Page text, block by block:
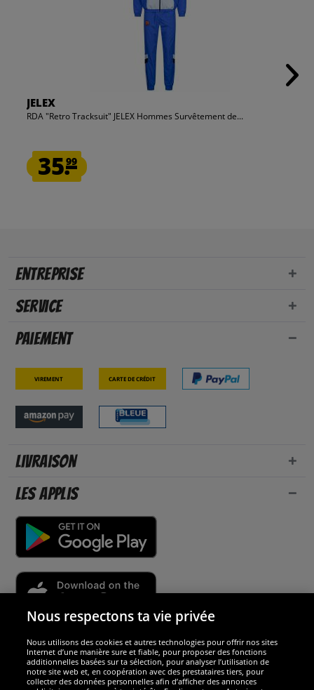
JELEX
RDA "Retro Tracksuit" JELEX Hommes Survêtement de...
35.99
Entreprise
Service
Paiement
Virement Carte de crédit
Livraison
Les applis
Sécurité
Nous sommes excellents
Nous respectons ta vie privée
Nous utilisons des cookies et autres technologies pour offrir nos sites
Internet d’une manière sure et fiable, pour proposer des fonctions
additionnelles basées sur ta sélection, pour analyser l’utilisation de
notre site web et, en coopération avec des prestataires tiers, pour
collecter des données personnelles afin d’afficher des annonces